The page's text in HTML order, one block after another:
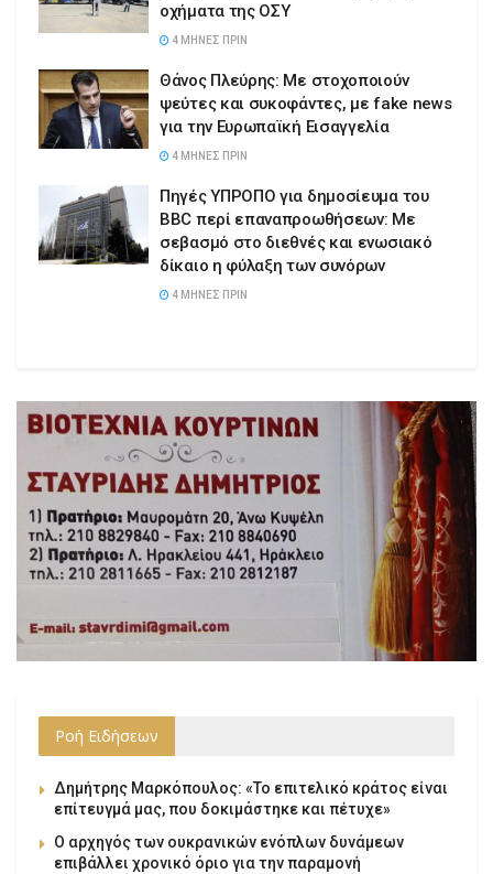
οχήματα της ΟΣΥ
4 ΜΉΝΕΣ ΠΡΙΝ
Θάνος Πλεύρης: Με στοχοποιούν
ψεύτες και συκοφάντες, με fake news
για την Ευρωπαϊκή Εισαγγελία
4 ΜΉΝΕΣ ΠΡΙΝ
Πηγές ΥΠΡΟΠΟ για δημοσίευμα του
BBC περί επαναπροωθήσεων: Με
σεβασμό στο διεθνές και ενωσιακό
δίκαιο η φύλαξη των συνόρων
4 ΜΉΝΕΣ ΠΡΙΝ
Ροή Ειδήσεων
Δημήτρης Μαρκόπουλος: «Το επιτελικό κράτος είναι
επίτευγμά μας, που δοκιμάστηκε και πέτυχε»
Ο αρχηγός των ουκρανικών ενόπλων δυνάμεων
επιβάλλει χρονικό όριο για την παραμονή